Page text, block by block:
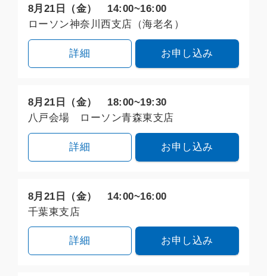
8月21日（金） 14:00~16:00
ローソン神奈川西支店（海老名）
詳細 お申し込み
8月21日（金） 18:00~19:30
八戸会場 ローソン青森東支店
詳細 お申し込み
8月21日（金） 14:00~16:00
千葉東支店
詳細 お申し込み